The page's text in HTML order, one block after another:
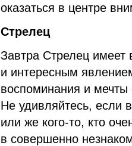
оказаться в центре
Стрелец
Завтра Стрелец имеет
и интересным
воспоминания и
Не удивляйтесь, если
или же кого-то, кто
в совершенно